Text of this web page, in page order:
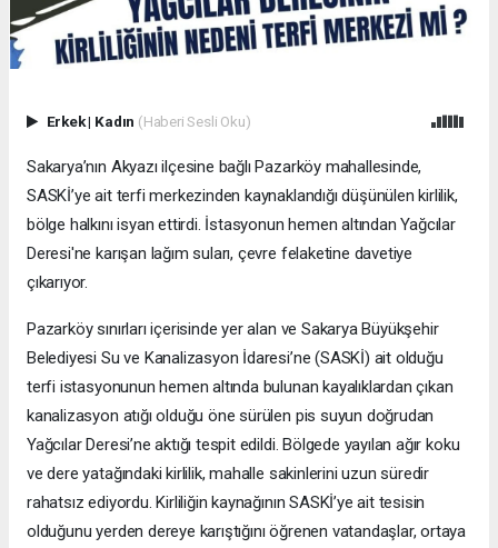
Erkek| Kadın (Haberi Sesli Oku)
Sakarya’nın Akyazı ilçesine bağlı Pazarköy mahallesinde,
SASKİ’ye ait terfi merkezinden kaynaklandığı düşünülen kirlilik,
bölge halkını isyan ettirdi. İstasyonun hemen altından Yağcılar
Deresi'ne karışan lağım suları, çevre felaketine davetiye
çıkarıyor.
Pazarköy sınırları içerisinde yer alan ve Sakarya Büyükşehir
Belediyesi Su ve Kanalizasyon İdaresi’ne (SASKİ) ait olduğu
terfi istasyonunun hemen altında bulunan kayalıklardan çıkan
kanalizasyon atığı olduğu öne sürülen pis suyun doğrudan
Yağcılar Deresi’ne aktığı tespit edildi. Bölgede yayılan ağır koku
ve dere yatağındaki kirlilik, mahalle sakinlerini uzun süredir
rahatsız ediyordu. Kirliliğin kaynağının SASKİ’ye ait tesisin
olduğunu yerden dereye karıştığını öğrenen vatandaşlar, ortaya